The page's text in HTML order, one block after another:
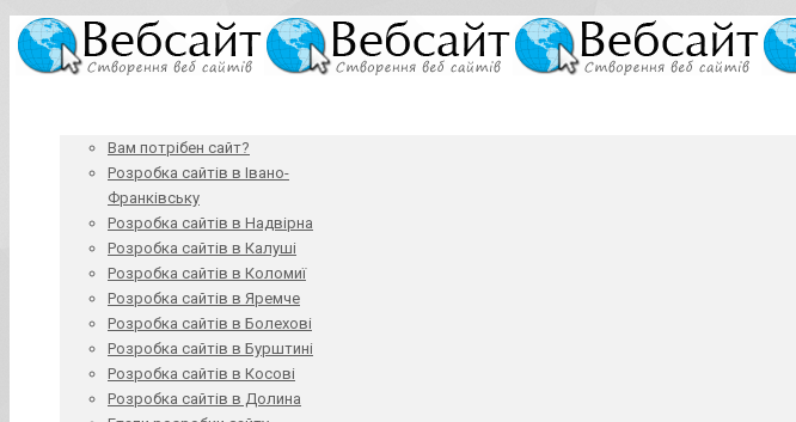
Вам потрібен сайт?
Розробка сайтів в Івано-
Франківську
Розробка сайтів в Надвірна
Розробка сайтів в Калуші
Розробка сайтів в Коломиї
Розробка сайтів в Яремче
Розробка сайтів в Болехові
Розробка сайтів в Бурштині
Розробка сайтів в Косові
Розробка сайтів в Долина